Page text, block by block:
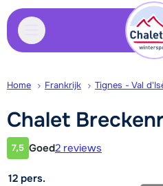
Home Frankrijk Tignes - Val
Chalet
Klantwaardering
7,5 Goed2 reviews
12 pers.